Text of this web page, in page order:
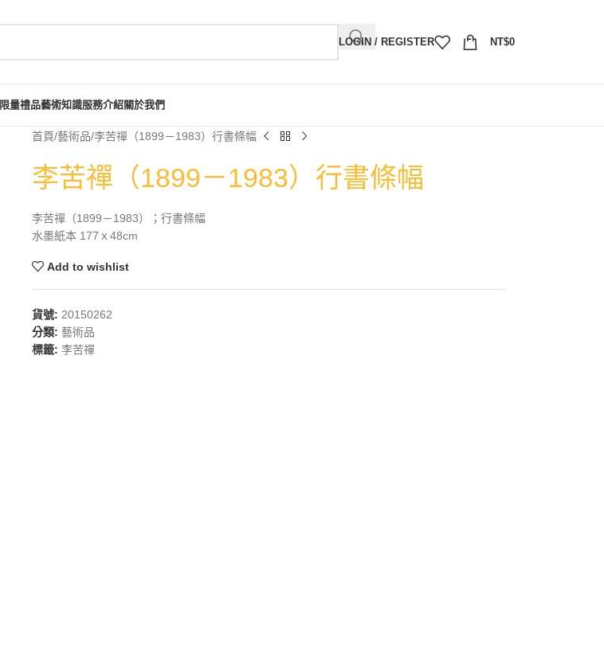
LOGIN / REGISTER NT$0
限量禮品藝術知識服務介紹關於我們
首頁 藝術品 李苦禪（1899－1983）行書條幅
李苦禪（1899－1983）行書條幅
李苦禪（1899－1983）；行書條幅
水墨紙本 177ｘ48cm
Add to wishlist
貨號: 20150262
分類: 藝術品
標籤: 李苦禪